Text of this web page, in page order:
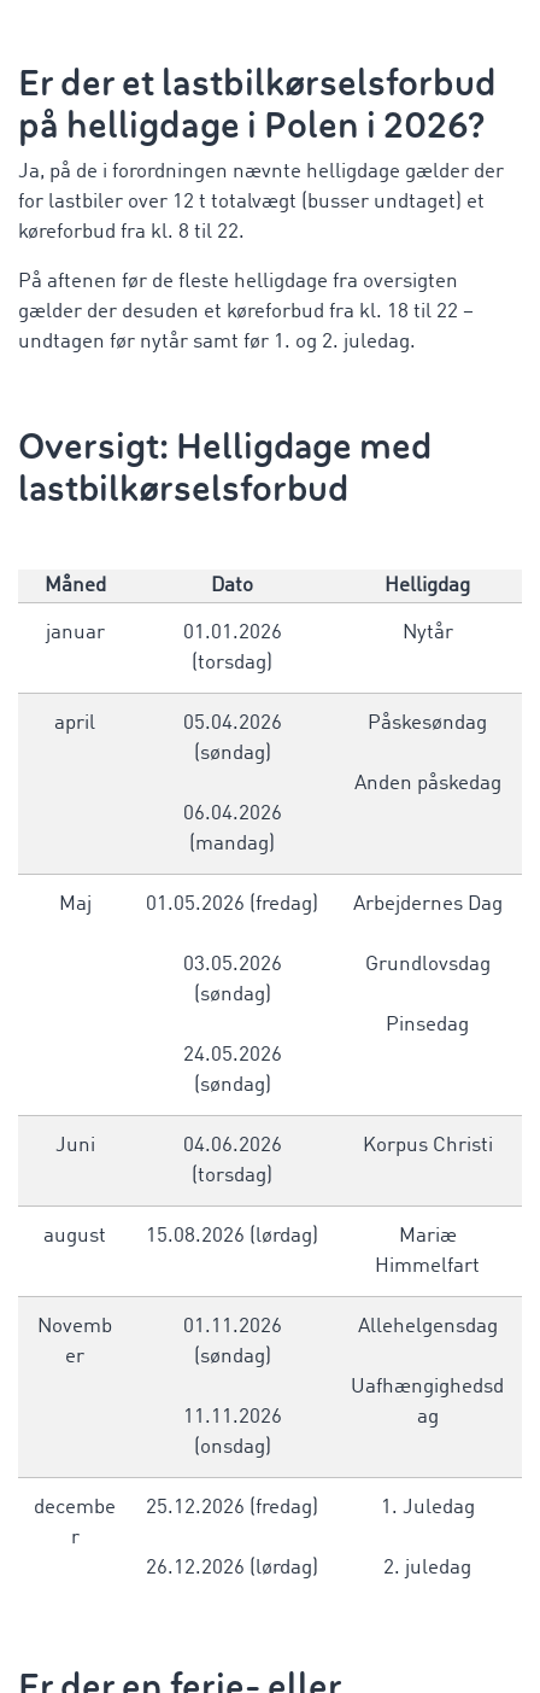
Er der et lastbilkørselsforbud
på helligdage i Polen i 2026?
Ja, på de i forordningen nævnte helligdage gælder der
for lastbiler over 12 t totalvægt (busser undtaget) et
køreforbud fra kl. 8 til 22.
På aftenen før de fleste helligdage fra oversigten
gælder der desuden et køreforbud fra kl. 18 til 22 –
undtagen før nytår samt før 1. og 2. juledag.
Oversigt: Helligdage med
lastbilkørselsforbud
Måned Dato Helligdag
januar
01.01.2026
(torsdag)
Nytår
april
05.04.2026
(søndag)
06.04.2026
(mandag)
Påskesøndag
Anden påskedag
Maj 01.05.2026 (fredag)
03.05.2026
(søndag)
24.05.2026
(søndag)
Arbejdernes Dag
Grundlovsdag
Pinsedag
Juni
04.06.2026
(torsdag)
Korpus Christi
august 15.08.2026 (lørdag)
Mariæ
Himmelfart
Novemb
er
01.11.2026
(søndag)
11.11.2026
(onsdag)
Allehelgensdag
Uafhængighedsd
ag
decembe
r
25.12.2026 (fredag)
26.12.2026 (lørdag)
1. Juledag
2. juledag